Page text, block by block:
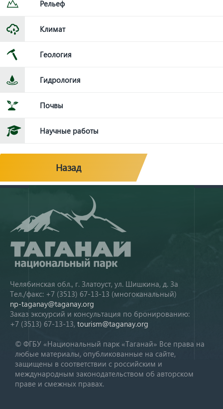
Рельеф
Климат
Геология
Гидрология
Почвы
Научные работы
Назад
Челябинская обл., г. Златоуст, ул. Шишкина, д. 3а
Тел./факс: +7 (3513) 67-13-13 (многоканальный)
np-taganay@taganay.org
Заказ экскурсий и консультация по бронированию:
+7 (3513) 67-13-13, tourism@taganay.org
© ФГБУ «Национальный парк «Таганай» Все права на
любые материалы, опубликованные на сайте,
защищены в соответствии с российским и
международным законодательством об авторском
праве и смежных правах.